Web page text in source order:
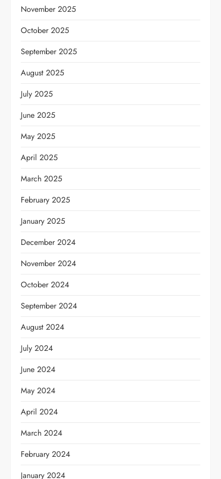
November 2025
October 2025
September 2025
August 2025
July 2025
June 2025
May 2025
April 2025
March 2025
February 2025
January 2025
December 2024
November 2024
October 2024
September 2024
August 2024
July 2024
June 2024
May 2024
April 2024
March 2024
February 2024
January 2024